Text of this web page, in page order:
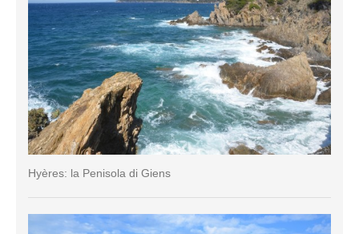
Hyères: la Penisola di Giens